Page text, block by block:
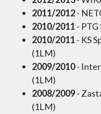
2011/2012-
2010/2011 -
2010/2011 - KS
(1LM)
2009/2010-
(1LM)
2008/2009-
(1LM)